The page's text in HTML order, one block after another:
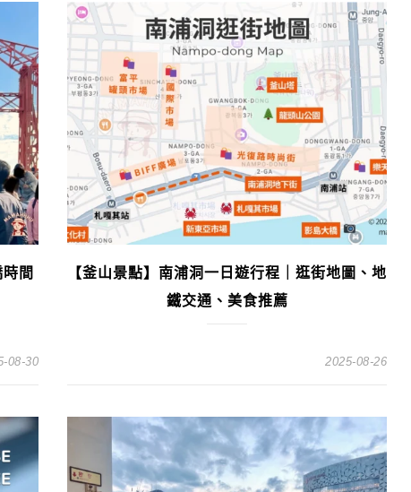
間
08-30
【釜山景點】南浦洞一日遊行程｜逛街地圖、地
鐵交通、美食推薦
2025-08-26